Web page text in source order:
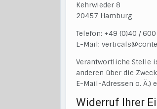
Kehrwieder 8
20457 Hamburg
Telefon: +49 (0)40 /
E-Mail:
Verantwortliche Stelle
anderen über die
E-Mail-Adressen o. Ä.)
Widerruf Ihrer